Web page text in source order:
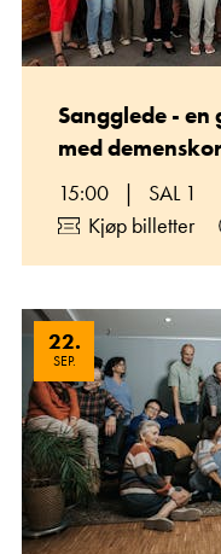
Sangglede -
med
15:00 |
SAL 1
Kjøp billetter
22.
SEP.